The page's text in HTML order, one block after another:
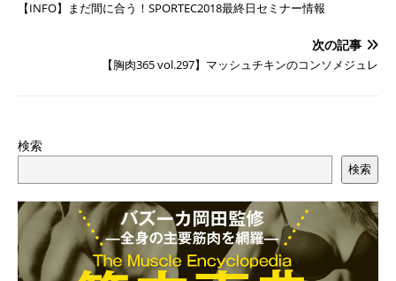
【INFO】まだ間に合う！SPORTEC2018最終日セミナー情報
次の記事
【胸肉365 vol.297】マッシュチキンのコンソメジュレ
検索
検索